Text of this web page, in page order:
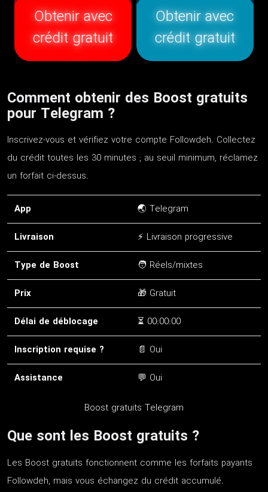
Obtenir avec
crédit gratuit
Obtenir avec
crédit gratuit
Comment obtenir des Boost gratuits
pour Telegram ?
Inscrivez-vous et vérifiez votre compte Followdeh. Collectez
du crédit toutes les 30 minutes ; au seuil minimum, réclamez
un forfait ci-dessus.
App
🌏 Telegram
Livraison
⚡ Livraison progressive
Type de Boost
🧑 Réels/mixtes
Prix
🎁 Gratuit
Délai de déblocage
⏳ 00:00:00
Inscription requise ?
📄 Oui
Assistance
💬 Oui
Boost gratuits Telegram
Que sont les Boost gratuits ?
Les Boost gratuits fonctionnent comme les forfaits payants
Followdeh, mais vous échangez du crédit accumulé.